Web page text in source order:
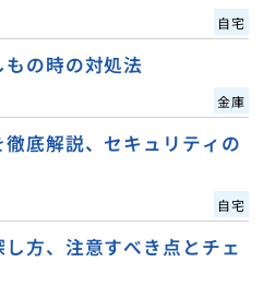
自宅
の時の対処法
金庫
底解説、セキュリティの
自宅
方、注意すべき点とチェ